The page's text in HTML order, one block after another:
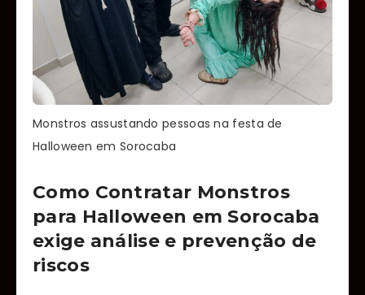
Monstros assustando pessoas na festa de
Halloween em Sorocaba
Como Contratar Monstros
para Halloween em Sorocaba
exige análise e prevenção de
riscos